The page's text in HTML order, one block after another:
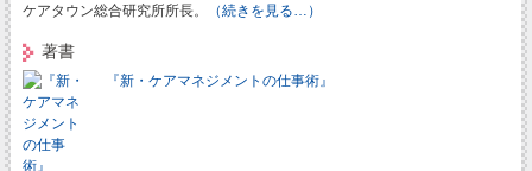
ケアタウン総合研究所所長。 （続きを見る…）
著書
『新・ケアマネジメントの仕事術』